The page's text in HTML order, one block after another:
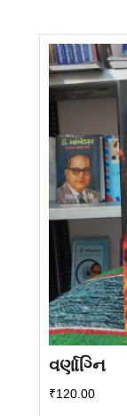
વર્ણાગ્નિ
₹120.00